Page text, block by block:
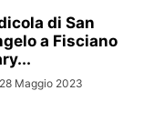
di San
a Fisciano
28 Maggio 2023